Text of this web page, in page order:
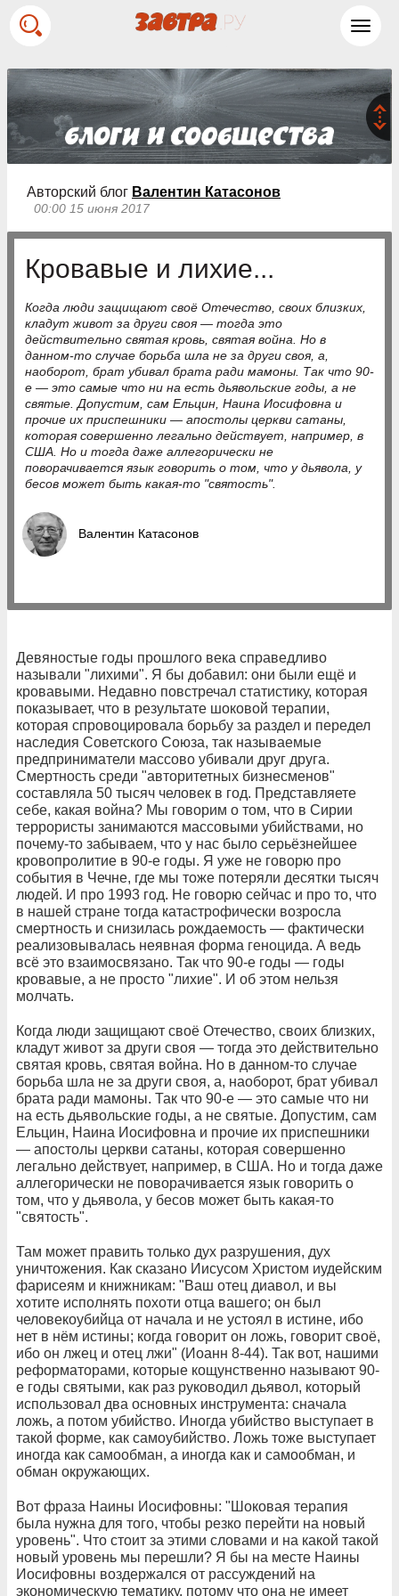
Авторский блог Валентин Катасонов
00:00 15 июня 2017
Кровавые и лихие...
Когда люди защищают своё Отечество, своих близких,
кладут живот за други своя — тогда это
действительно святая кровь, святая война. Но в
данном-то случае борьба шла не за други своя, а,
наоборот, брат убивал брата ради мамоны. Так что 90-
е — это самые что ни на есть дьявольские годы, а не
святые. Допустим, сам Ельцин, Наина Иосифовна и
прочие их приспешники — апостолы церкви сатаны,
которая совершенно легально действует, например, в
США. Но и тогда даже аллегорически не
поворачивается язык говорить о том, что у дьявола, у
бесов может быть какая-то "святость".
Валентин Катасонов
Девяностые годы прошлого века справедливо
называли "лихими". Я бы добавил: они были ещё и
кровавыми. Недавно повстречал статистику, которая
показывает, что в результате шоковой терапии,
которая спровоцировала борьбу за раздел и передел
наследия Советского Союза, так называемые
предприниматели массово убивали друг друга.
Смертность среди "авторитетных бизнесменов"
составляла 50 тысяч человек в год. Представляете
себе, какая война? Мы говорим о том, что в Сирии
террористы занимаются массовыми убийствами, но
почему-то забываем, что у нас было серьёзнейшее
кровопролитие в 90-е годы. Я уже не говорю про
события в Чечне, где мы тоже потеряли десятки тысяч
людей. И про 1993 год. Не говорю сейчас и про то, что
в нашей стране тогда катастрофически возросла
смертность и снизилась рождаемость — фактически
реализовывалась неявная форма геноцида. А ведь
всё это взаимосвязано. Так что 90-е годы — годы
кровавые, а не просто "лихие". И об этом нельзя
молчать.
Когда люди защищают своё Отечество, своих близких,
кладут живот за други своя — тогда это действительно
святая кровь, святая война. Но в данном-то случае
борьба шла не за други своя, а, наоборот, брат убивал
брата ради мамоны. Так что 90-е — это самые что ни
на есть дьявольские годы, а не святые. Допустим, сам
Ельцин, Наина Иосифовна и прочие их приспешники
— апостолы церкви сатаны, которая совершенно
легально действует, например, в США. Но и тогда даже
аллегорически не поворачивается язык говорить о
том, что у дьявола, у бесов может быть какая-то
"святость".
Там может править только дух разрушения, дух
уничтожения. Как сказано Иисусом Христом иудейским
фарисеям и книжникам: "Ваш отец диавол, и вы
хотите исполнять похоти отца вашего; он был
человекоубийца от начала и не устоял в истине, ибо
нет в нём истины; когда говорит он ложь, говорит своё,
ибо он лжец и отец лжи" (Иоанн 8-44). Так вот, нашими
реформаторами, которые кощунственно называют 90-
е годы святыми, как раз руководил дьявол, который
использовал два основных инструмента: сначала
ложь, а потом убийство. Иногда убийство выступает в
такой форме, как самоубийство. Ложь тоже выступает
иногда как самообман, а иногда как и самообман, и
обман окружающих.
Вот фраза Наины Иосифовны: "Шоковая терапия
была нужна для того, чтобы резко перейти на новый
уровень". Что стоит за этими словами и на какой такой
новый уровень мы перешли? Я бы на месте Наины
Иосифовны воздержался от рассуждений на
экономическую тематику, потому что она не имеет